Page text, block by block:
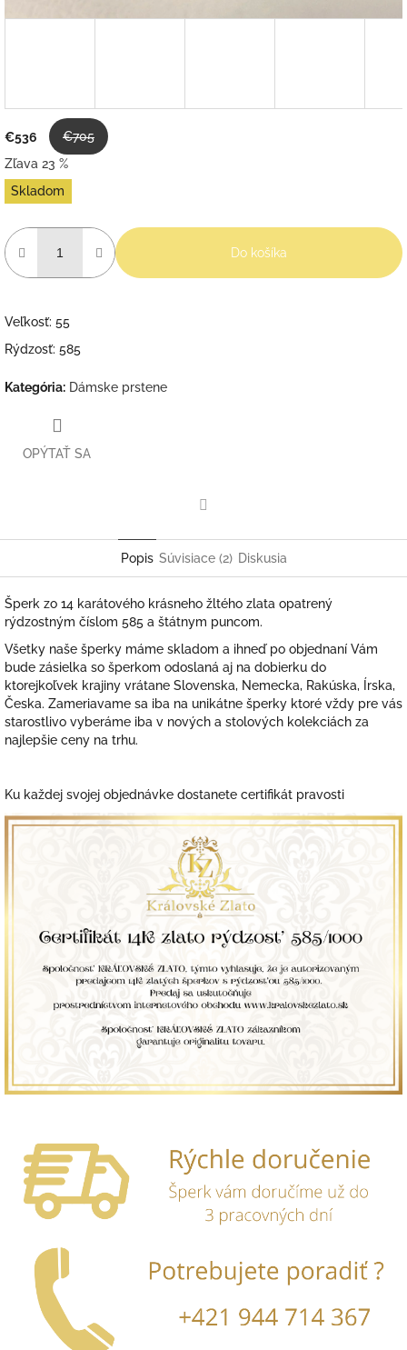
€536
€705
Zľava 23 %
Jednotková
cena:
Skladom
Do košíka
Veľkosť: 55
Rýdzosť: 585
Kategória: Dámske prstene
OPÝTAŤ SA
Popis Súvisiace (2) Diskusia
Šperk zo 14 karátového krásneho žltého zlata opatrený
rýdzostným číslom 585 a štátnym puncom.
Všetky naše šperky máme skladom a ihneď po objednaní Vám
bude zásielka so šperkom odoslaná aj na dobierku do
ktorejkoľvek krajiny vrátane Slovenska, Nemecka, Rakúska, Írska,
Česka. Zameriavame sa iba na unikátne šperky ktoré vždy pre vás
starostlivo vyberáme iba v nových a stolových kolekciách za
najlepšie ceny na trhu.
Ku každej svojej objednávke dostanete certifikát pravosti